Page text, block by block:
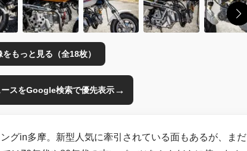
もっと見る（全18枚）
スをGoogle検索で優先表示→
グin多摩。新型人気に牽引されている面もあるが、まだ